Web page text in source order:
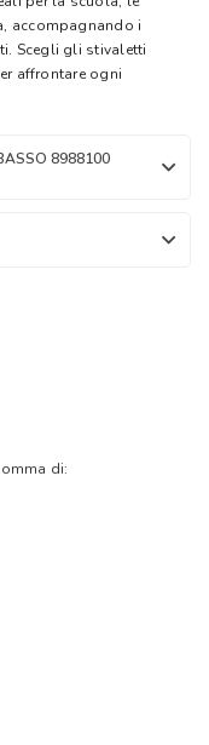
accompagnando i
Scegli gli stivaletti
affrontare ogni
8988100
di: